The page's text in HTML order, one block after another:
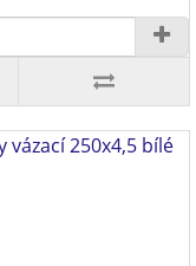
vázací 250x4,5 bílé